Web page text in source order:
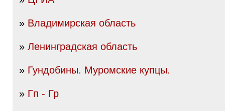
» Владимирская область
» Ленинградская область
» Гундобины. Муромские купцы.
» Гп - Гр